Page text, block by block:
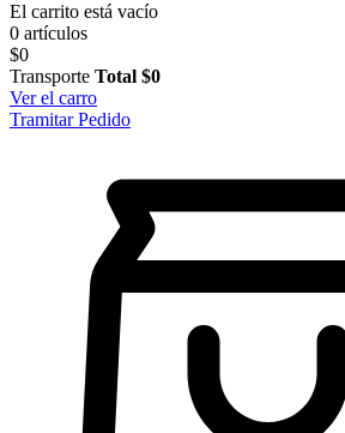
El carrito está vacío
0 artículos
$0
Transporte Total $0
Ver el carro
Tramitar Pedido